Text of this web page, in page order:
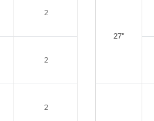
2
2
2
27"